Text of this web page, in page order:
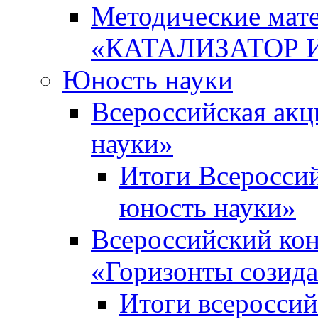
Методические
«КАТАЛИЗАТОР
Юность науки
Всероссийская
науки»
Итоги
юность науки»
Всероссийский
«Горизонты
Итоги